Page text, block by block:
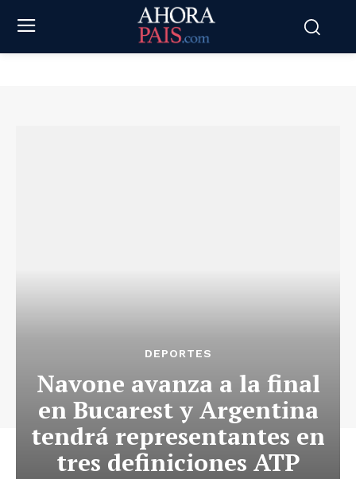
DEPORTES
Navone avanza a la final
en Bucarest y Argentina
tendrá representantes en
tres definiciones ATP